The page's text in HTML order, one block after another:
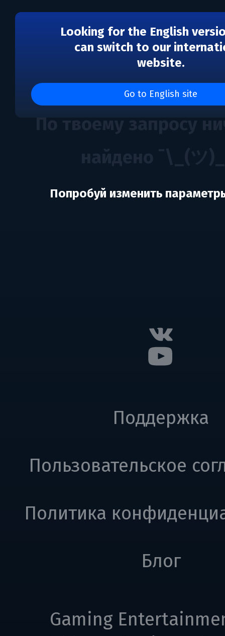
Looking for the English
can switch to our
website.
Go to English site
Каталог игр Petroglyph
Попробуй изменить
Поддержка
Пользовательское
Политика
Блог
Gaming